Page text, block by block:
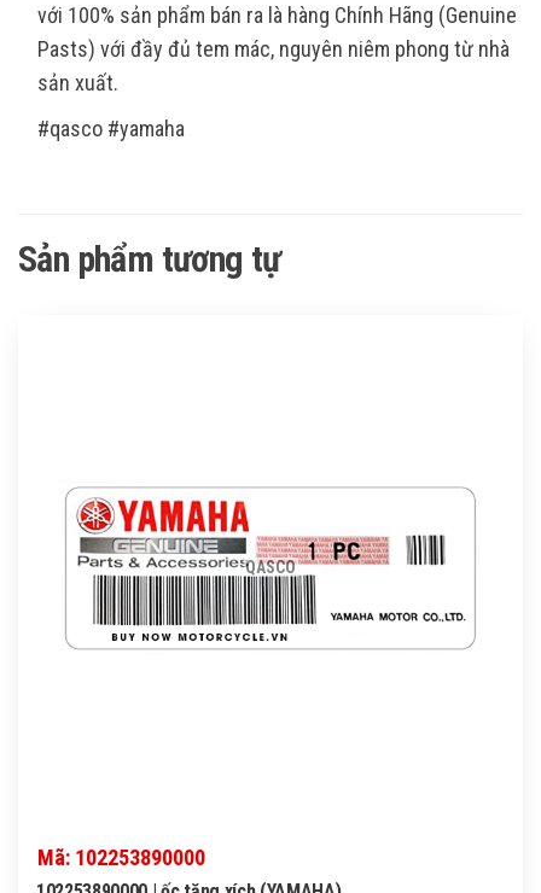
với 100% sản phẩm bán ra là hàng Chính Hãng (Genuine
Pasts) với đầy đủ tem mác, nguyên niêm phong từ nhà
sản xuất.
#qasco #yamaha
Sản phẩm tương tự
QASCO
Mã: 102253890000